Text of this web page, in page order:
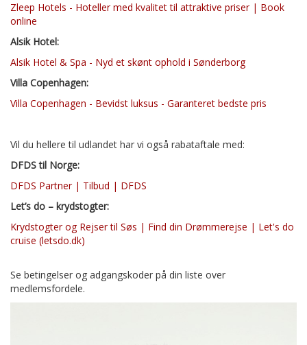
Zleep Hotels - Hoteller med kvalitet til attraktive priser | Book
online
Alsik Hotel:
Alsik Hotel & Spa - Nyd et skønt ophold i Sønderborg
Villa Copenhagen:
Villa Copenhagen - Bevidst luksus - Garanteret bedste pris
Vil du hellere til udlandet har vi også rabataftale med:
DFDS til Norge:
DFDS Partner | Tilbud | DFDS
Let’s do – krydstogter:
Krydstogter og Rejser til Søs | Find din Drømmerejse | Let's do
cruise (letsdo.dk)
Se betingelser og adgangskoder på din liste over
medlemsfordele.